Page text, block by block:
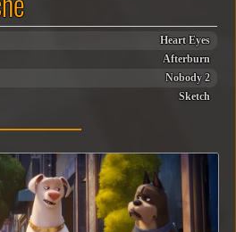
Heart Eyes
Afterburn
Nobody 2
Sketch